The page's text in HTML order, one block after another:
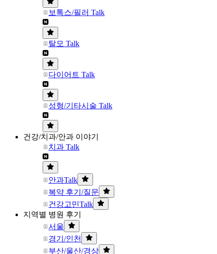
보톡스/필러 Talk
탈모 Talk
다이어트 Talk
성형/기타시술 Talk
건강/치과/안과 이야기
치과 Talk
안과Talk
복약 후기/질문
건강고민Talk
지역별 병원 후기
서울
경기/인천
부산/울산/경상